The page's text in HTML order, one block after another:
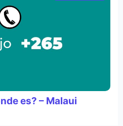
es? – Malaui